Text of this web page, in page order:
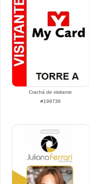
Crachá de visitante
#199736